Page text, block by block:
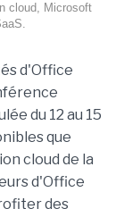
cloud, Microsoft
d'Office
du 12 au 15
que
cloud de la
d'Office
des